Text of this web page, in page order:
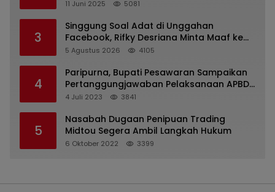
Kejaksaan Kota Batu
11 Juni 2025 5081
3
Singgung Soal Adat di Unggahan
Facebook, Rifky Desriana Minta Maaf ke
PDA dan Bupati Kubar
5 Agustus 2026 4105
4
Paripurna, Bupati Pesawaran Sampaikan
Pertanggungjawaban Pelaksanaan APBD
2022
4 Juli 2023 3841
5
Nasabah Dugaan Penipuan Trading
Midtou Segera Ambil Langkah Hukum
6 Oktober 2022 3399